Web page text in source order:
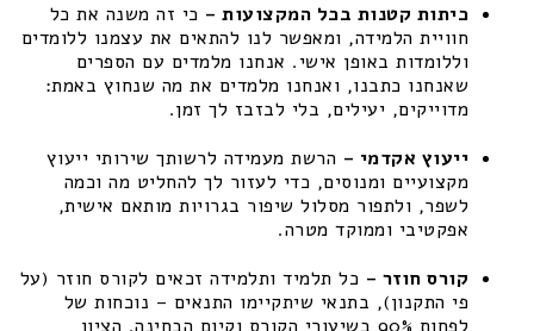
כיתות קטנות בכל המקצועות – כי זה משנה את כל
חוויית הלמידה, ומאפשר לנו להתאים את עצמנו ללומדים
וללומדות באופן אישי. אנחנו מלמדים עם הספרים
שאנחנו כתבנו, ואנחנו מלמדים את מה שנחוץ באמת:
מדוייקים, יעילים, בלי לבזבז לך זמן.
ייעוץ אקדמי – הרשת מעמידה לרשותך שירותי ייעוץ
מקצועיים ומנוסים, כדי לעזור לך להחליט מה וכמה
לשפר, ולתפור מסלול שיפור בגרויות מותאם אישית,
אפקטיבי וממוקד מטרה.
קורס חוזר – כל תלמיד ותלמידה זכאים לקורס חוזר (על
פי התקנון), בתנאי שיתקיימו התנאים – נוכחות של